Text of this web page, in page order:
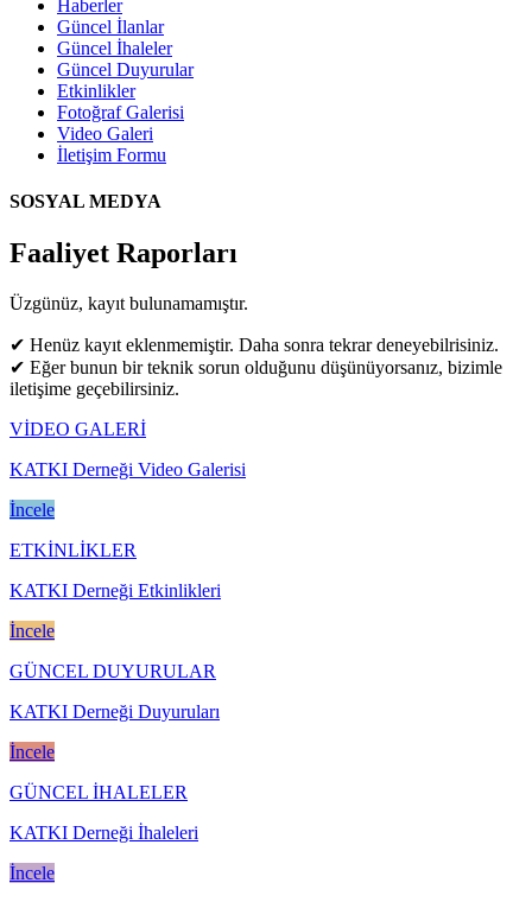
Haberler
Güncel İlanlar
Güncel İhaleler
Güncel Duyurular
Etkinlikler
Fotoğraf Galerisi
Video Galeri
İletişim Formu
SOSYAL MEDYA
Faaliyet Raporları
Üzgünüz, kayıt bulunamamıştır.
✔ Henüz kayıt eklenmemiştir. Daha sonra tekrar deneyebilrisiniz.
✔ Eğer bunun bir teknik sorun olduğunu düşünüyorsanız, bizimle
iletişime geçebilirsiniz.
VİDEO GALERİ
KATKI Derneği Video Galerisi
İncele
ETKİNLİKLER
KATKI Derneği Etkinlikleri
İncele
GÜNCEL DUYURULAR
KATKI Derneği Duyuruları
İncele
GÜNCEL İHALELER
KATKI Derneği İhaleleri
İncele